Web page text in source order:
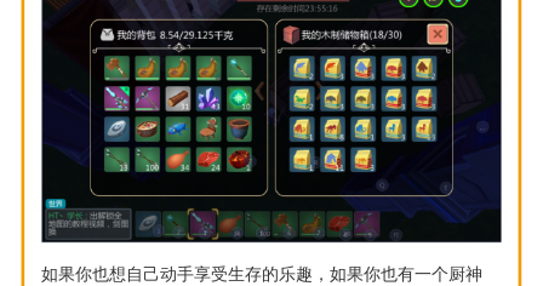
如果你也想自己动手享受生存的乐趣，如果你也有一个厨神